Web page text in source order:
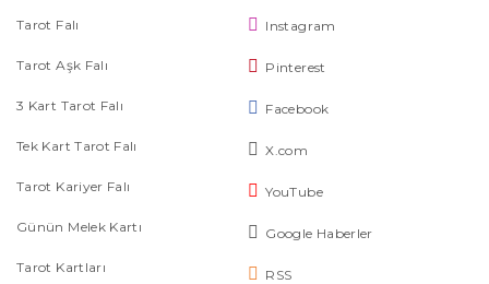
Tarot Falı
Tarot Aşk Falı
3 Kart Tarot Falı
Tek Kart Tarot Falı
Tarot Kariyer Falı
Günün Melek Kartı
Tarot Kartları
Instagram
Pinterest
Facebook
X.com
YouTube
Google Haberler
RSS